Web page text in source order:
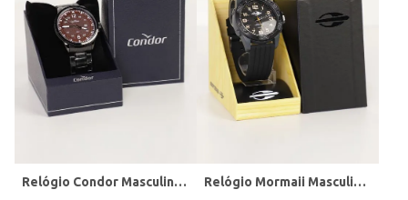
Relógio Condor Masculino PRETO Relógio Mormaii Masculino PRETO